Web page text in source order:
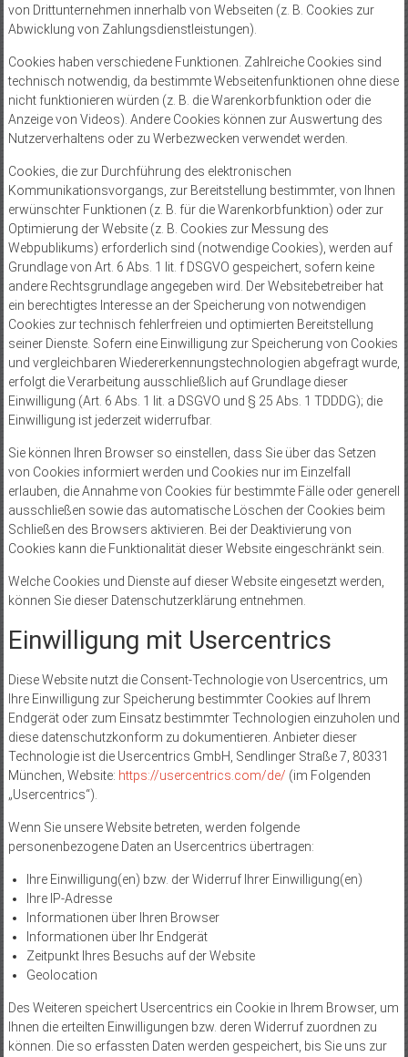
von Drittunternehmen innerhalb von Webseiten (z. B. Cookies zur
Abwicklung von Zahlungsdienstleistungen).
Cookies haben verschiedene Funktionen. Zahlreiche Cookies sind
technisch notwendig, da bestimmte Webseitenfunktionen ohne diese
nicht funktionieren würden (z. B. die Warenkorbfunktion oder die
Anzeige von Videos). Andere Cookies können zur Auswertung des
Nutzerverhaltens oder zu Werbezwecken verwendet werden.
Cookies, die zur Durchführung des elektronischen
Kommunikationsvorgangs, zur Bereitstellung bestimmter, von Ihnen
erwünschter Funktionen (z. B. für die Warenkorbfunktion) oder zur
Optimierung der Website (z. B. Cookies zur Messung des
Webpublikums) erforderlich sind (notwendige Cookies), werden auf
Grundlage von Art. 6 Abs. 1 lit. f DSGVO gespeichert, sofern keine
andere Rechtsgrundlage angegeben wird. Der Websitebetreiber hat
ein berechtigtes Interesse an der Speicherung von notwendigen
Cookies zur technisch fehlerfreien und optimierten Bereitstellung
seiner Dienste. Sofern eine Einwilligung zur Speicherung von Cookies
und vergleichbaren Wiedererkennungstechnologien abgefragt wurde,
erfolgt die Verarbeitung ausschließlich auf Grundlage dieser
Einwilligung (Art. 6 Abs. 1 lit. a DSGVO und § 25 Abs. 1 TDDDG); die
Einwilligung ist jederzeit widerrufbar.
Sie können Ihren Browser so einstellen, dass Sie über das Setzen
von Cookies informiert werden und Cookies nur im Einzelfall
erlauben, die Annahme von Cookies für bestimmte Fälle oder generell
ausschließen sowie das automatische Löschen der Cookies beim
Schließen des Browsers aktivieren. Bei der Deaktivierung von
Cookies kann die Funktionalität dieser Website eingeschränkt sein.
Welche Cookies und Dienste auf dieser Website eingesetzt werden,
können Sie dieser Datenschutzerklärung entnehmen.
Einwilligung mit Usercentrics
Diese Website nutzt die Consent-Technologie von Usercentrics, um
Ihre Einwilligung zur Speicherung bestimmter Cookies auf Ihrem
Endgerät oder zum Einsatz bestimmter Technologien einzuholen und
diese datenschutzkonform zu dokumentieren. Anbieter dieser
Technologie ist die Usercentrics GmbH, Sendlinger Straße 7, 80331
München, Website: https://usercentrics.com/de/ (im Folgenden
„Usercentrics“).
Wenn Sie unsere Website betreten, werden folgende
personenbezogene Daten an Usercentrics übertragen:
Ihre Einwilligung(en) bzw. der Widerruf Ihrer Einwilligung(en)
Ihre IP-Adresse
Informationen über Ihren Browser
Informationen über Ihr Endgerät
Zeitpunkt Ihres Besuchs auf der Website
Geolocation
Des Weiteren speichert Usercentrics ein Cookie in Ihrem Browser, um
Ihnen die erteilten Einwilligungen bzw. deren Widerruf zuordnen zu
können. Die so erfassten Daten werden gespeichert, bis Sie uns zur